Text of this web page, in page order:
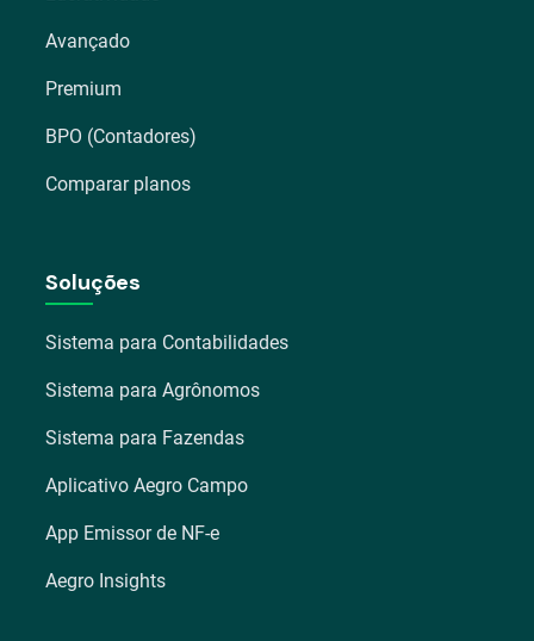
Avançado
Premium
BPO (Contadores)
Comparar planos
Soluções
Sistema para Contabilidades
Sistema para Agrônomos
Sistema para Fazendas
Aplicativo Aegro Campo
App Emissor de NF-e
Aegro Insights